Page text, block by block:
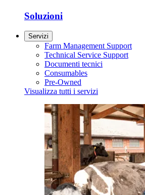
Soluzioni
Servizi
Farm Management Support
Technical Service Support
Documenti tecnici
Consumables
Pre-Owned
Visualizza tutti i servizi